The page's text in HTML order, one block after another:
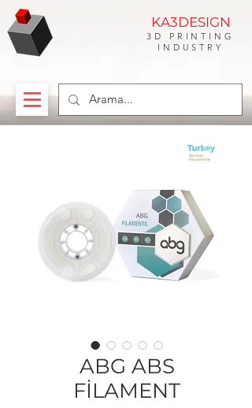
KA3DESIGN
3D PRINTING
INDUSTRY
ABG ABS
FİLAMENT